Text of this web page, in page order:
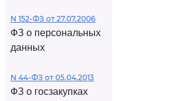
N 152-ФЗ от 27.07.2006
ФЗ о персональных
данных
N 44-ФЗ от 05.04.2013
ФЗ о госзакупках